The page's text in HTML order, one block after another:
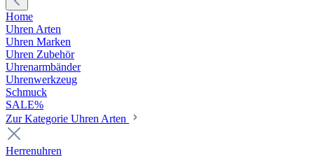
Home
Uhren Arten
Uhren Marken
Uhren Zubehör
Uhrenarmbänder
Uhrenwerkzeug
Schmuck
SALE%
Zur Kategorie Uhren Arten
Herrenuhren